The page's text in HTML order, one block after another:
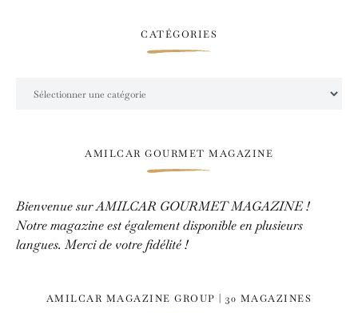
CATÉGORIES
AMILCAR GOURMET MAGAZINE
Bienvenue sur AMILCAR GOURMET MAGAZINE !
Notre magazine est également disponible en plusieurs
langues. Merci de votre fidélité !
AMILCAR MAGAZINE GROUP | 30 MAGAZINES